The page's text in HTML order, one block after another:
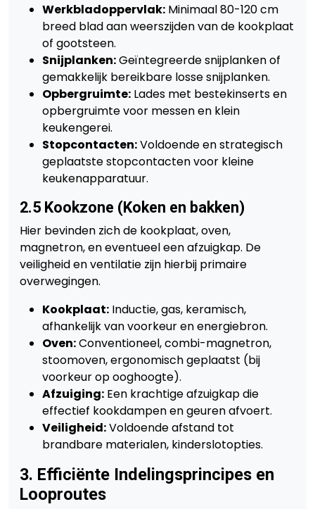
Werkbladoppervlak: Minimaal 80-120 cm
breed blad aan weerszijden van de kookplaat
of gootsteen.
Snijplanken:Geïntegreerde snijplanken of
gemakkelijk bereikbare losse snijplanken.
Opbergruimte: Lades met bestekinserts en
opbergruimte voor messen en klein
keukengerei.
Stopcontacten:Voldoende en strategisch
geplaatste stopcontacten voor kleine
keukenapparatuur.
2.5 Kookzone (Koken en bakken)
Hier bevinden zich de kookplaat, oven,
magnetron, en eventueel een afzuigkap. De
veiligheid en ventilatie zijn hierbij primaire
overwegingen.
Kookplaat: Inductie, gas, keramisch,
afhankelijk van voorkeur en energiebron.
Oven:Conventioneel, combi-magnetron,
stoomoven, ergonomisch geplaatst (bij
voorkeur op ooghoogte).
Afzuiging: Een krachtige afzuigkap die
effectief kookdampen en geuren afvoert.
Veiligheid:Voldoende afstand tot
brandbare materialen, kinderslotopties.
3. Efficiënte Indelingsprincipes en
Looproutes